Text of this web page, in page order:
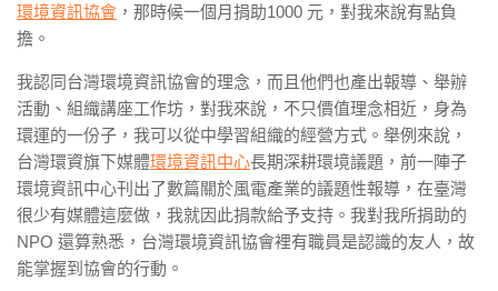
環境資訊協會 ，那時候一個月捐助1000 元，對我來說有點負
擔。
我認同台灣環境資訊協會的理念，而且他們也產出報導、舉辦
活動、組織講座工作坊，對我來說，不只價值理念相近，身為
環運的一份子，我可以從中學習組織的經營方式。舉例來說，
台灣環資旗下媒體環境資訊中心長期深耕環境議題，前一陣子
環境資訊中心刊出了數篇關於風電產業的議題性報導，在臺灣
很少有媒體這麼做，我就因此捐款給予支持。我對我所捐助的
NPO 還算熟悉，台灣環境資訊協會裡有職員是認識的友人，故
能掌握到協會的行動。